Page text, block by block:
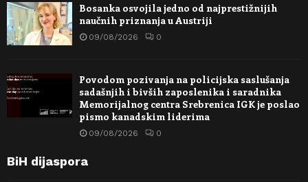
Bosanka osvojila jedno od najprestižnijih
naučnih priznanja u Austriji
09/08/2026 0
Povodom pozivanja na policijska saslušanja
sadašnjih i bivših zaposlenika i saradnika
Memorijalnog centra Srebrenica IGK je poslao
pismo kanadskim liderima
09/08/2026 0
BiH dijaspora